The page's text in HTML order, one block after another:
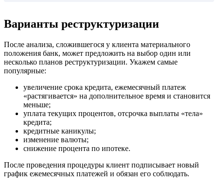
Варианты реструктуризации
После анализа, сложившегося у клиента материального
положения банк, может предложить на выбор один или
несколько планов реструктуризации. Укажем самые
популярные:
увеличение срока кредита, ежемесячный платеж
«растягивается» на дополнительное время и становится
меньше;
уплата текущих процентов, отсрочка выплаты «тела»
кредита;
кредитные каникулы;
изменение валюты;
снижение процента по ипотеке.
После проведения процедуры клиент подписывает новый
график ежемесячных платежей и обязан его соблюдать.